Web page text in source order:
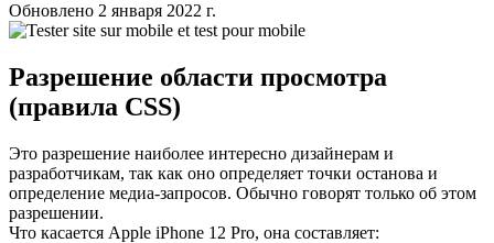
Обновлено 2 января 2022 г.
Разрешение области просмотра
(правила CSS)
Это разрешение наиболее интересно дизайнерам и
разработчикам, так как оно определяет точки останова и
определение медиа-запросов. Обычно говорят только об этом
разрешении.
Что касается Apple iPhone 12 Pro, она составляет: